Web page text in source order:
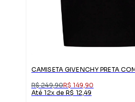
R$ 249,90R$ 149,90
Até 12x de R$ 12,49